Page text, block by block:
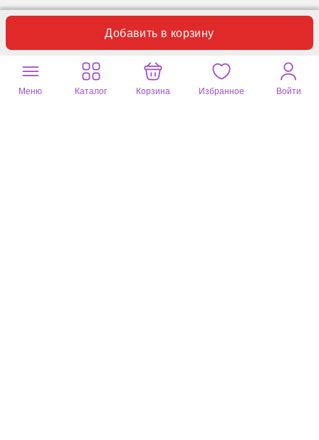
Добавить в корзину
Отзывы Вопросы 0
Меню Каталог Корзина Избранное Войти